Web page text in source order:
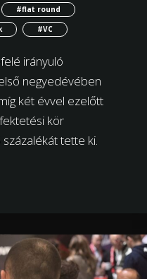
#flat round
#VC
irányuló
negyedévében
két évvel ezelőtt
kör
tette ki.